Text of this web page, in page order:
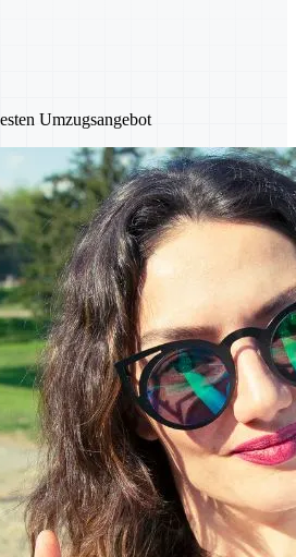
Umzugsangebot